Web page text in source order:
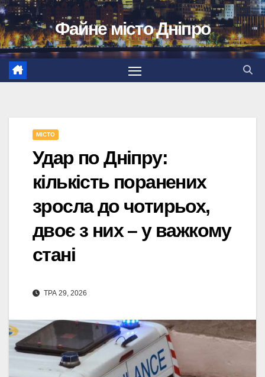
Перейти
до
вмісту
Файне місто Дніпро
МІСТО
Удар по Дніпру:
кількість поранених
зросла до чотирьох,
двоє з них – у важкому
стані
ТРА 29, 2026